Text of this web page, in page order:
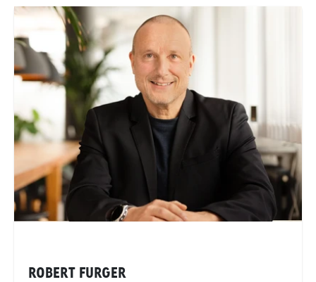
tom.gibbings@goldbachneo.com
Goldbach Neo OOH AG
Hünenberg
ROBERT FURGER